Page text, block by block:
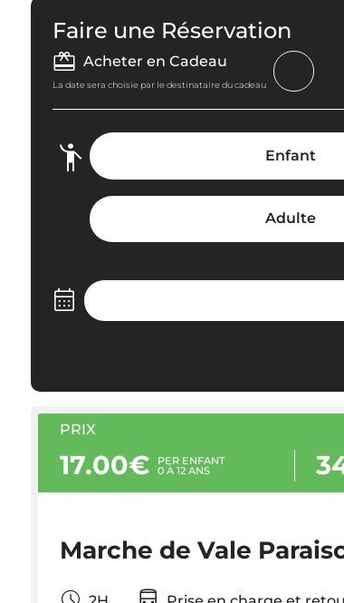
Faire une Réservation
Acheter en Cadeau
La date sera choisie par le destinataire du cadeau
Enfant
Adulte
PRIX
17.00€ PER ENFANT
0 À 12 ANS
Marche de Vale